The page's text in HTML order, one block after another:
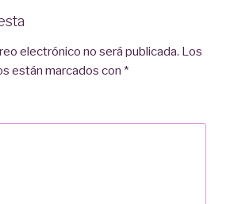
electrónico no será publicada. Los
están marcados con *